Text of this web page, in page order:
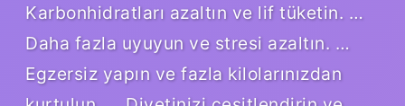
Karbonhidratları azaltın ve lif tüketin. …
Daha fazla uyuyun ve stresi azaltın. …
Egzersiz yapın ve fazla kilolarınızdan